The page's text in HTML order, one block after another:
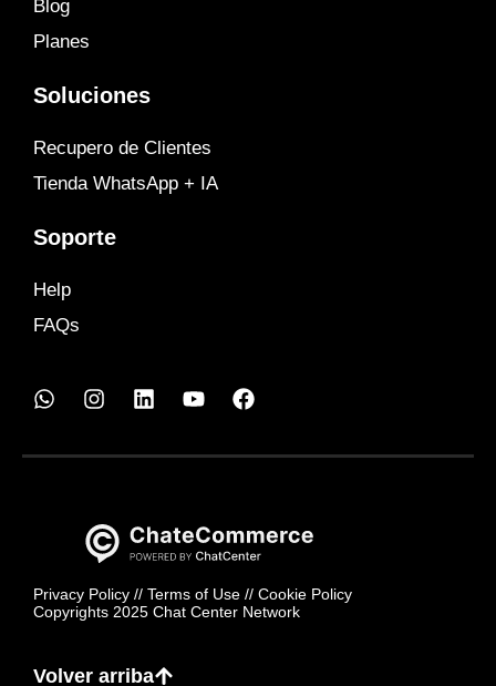
Blog
Planes
Soluciones
Recupero de Clientes
Tienda WhatsApp + IA
Soporte
Help
FAQs
Privacy Policy // Terms of Use // Cookie Policy
Copyrights 2025 Chat Center Network
Volver arriba